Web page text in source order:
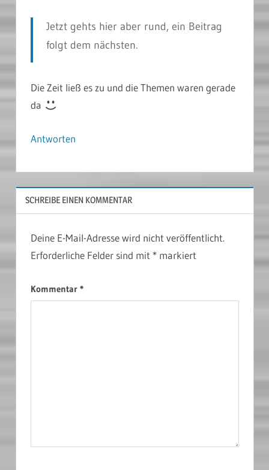
Jetzt gehts hier aber rund, ein Beitrag
folgt dem nächsten.
Die Zeit ließ es zu und die Themen waren gerade
da
Antworten
SCHREIBE EINEN KOMMENTAR
Deine E-Mail-Adresse wird nicht veröffentlicht.
Erforderliche Felder sind mit *markiert
Kommentar *